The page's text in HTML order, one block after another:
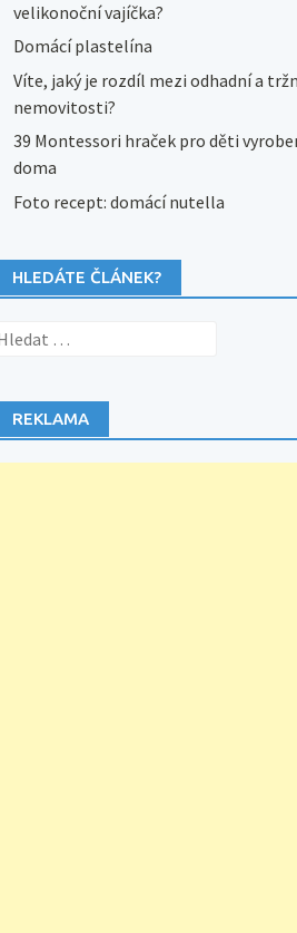
velikonoční vajíčka?
Domácí plastelína
Víte, jaký je rozdíl mezi odhadní a
nemovitosti?
39 Montessori hraček pro děti
doma
Foto recept: domácí nutella
HLEDÁTE ČLÁNEK?
REKLAMA